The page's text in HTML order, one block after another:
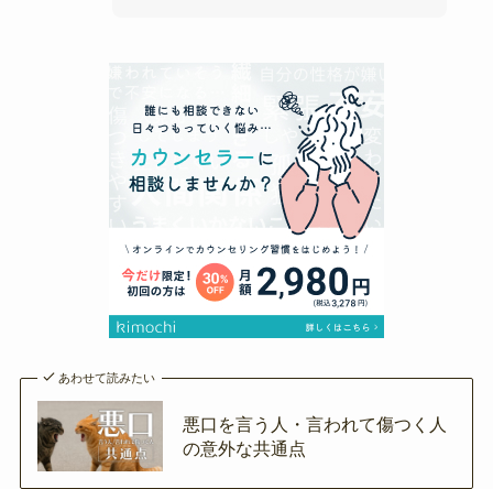
あわせて読みたい
悪口を言う人・言われて傷つく人
の意外な共通点